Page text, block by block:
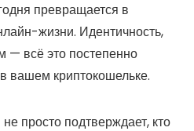
превращается в
жизни. Идентичность,
— всё это постепенно
вашем криптокошельке.
просто подтверждает, кто